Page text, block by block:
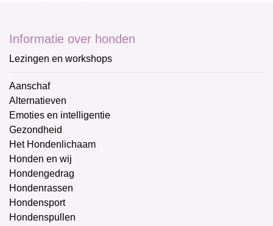
Informatie over honden
Lezingen en workshops
Aanschaf
Alternatieven
Emoties en intelligentie
Gezondheid
Het Hondenlichaam
Honden en wij
Hondengedrag
Hondenrassen
Hondensport
Hondenspullen